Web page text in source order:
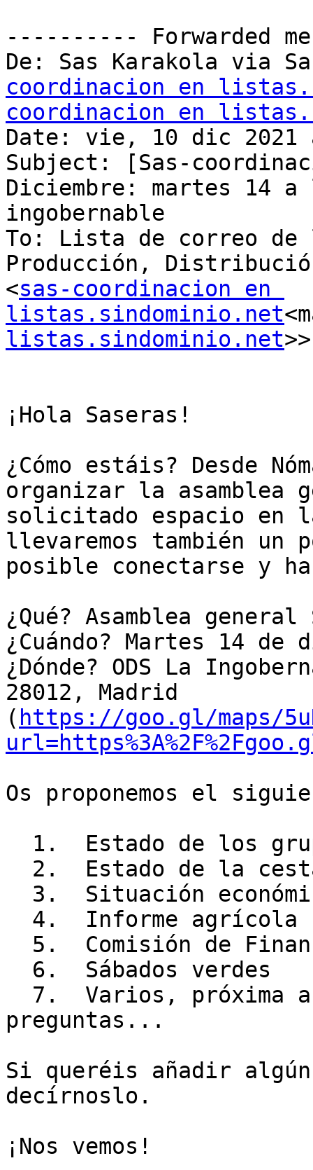
---------- Forwarded
De: Sas Karakola via
coordinacion en
coordinacion en
Date: vie, 10 dic 2021
Subject: [Sas-
Diciembre: martes 14 a
ingobernable
To: Lista de correo de
Producción,
<sas-coordinacion en
listas.sindominio.net
listas.sindominio.net>>
¡Hola Saseras!
¿Cómo estáis? Desde
organizar la asamblea
solicitado espacio en
llevaremos también
posible conectarse y
¿Qué? Asamblea general
¿Cuándo? Martes 14
¿Dónde? ODS La
28012, Madrid
( https://goo.gl/maps/
Os proponemos el
preguntas...
Si queréis añadir
decírnoslo.
¡Nos vemos!